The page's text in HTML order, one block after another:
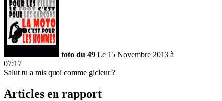
toto du 49 Le 15 Novembre 2013 à
07:17
Salut tu a mis quoi comme gicleur ?
Articles en rapport